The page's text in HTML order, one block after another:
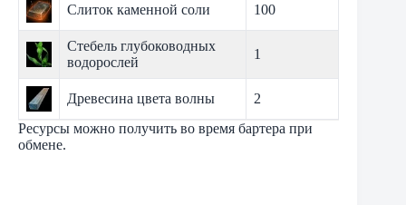
Слиток каменной соли 100
Стебель глубоководных
водорослей
1
Древесина цвета волны
2
Ресурсы можно получить во время бартера при
обмене.